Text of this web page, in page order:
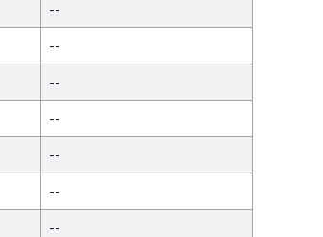
--
--
--
--
--
--
--